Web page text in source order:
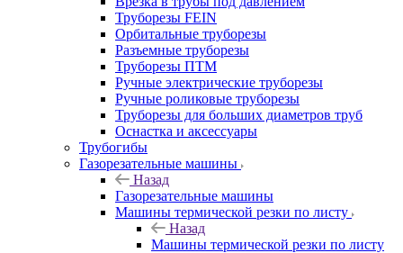
Труборезы FEIN
Орбитальные труборезы
Разъемные труборезы
Труборезы ПТМ
Ручные электрические труборезы
Ручные роликовые труборезы
Труборезы для больших диаметров труб
Оснастка и аксессуары
Трубогибы
Газорезательные машины
Назад
Газорезательные машины
Машины термической резки по листу
Назад
Машины термической резки по листу